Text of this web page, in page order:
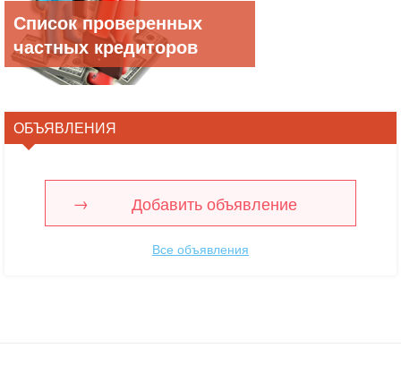
Список проверенных
частных кредиторов
ОБЪЯВЛЕНИЯ
Добавить объявление
Все объявления